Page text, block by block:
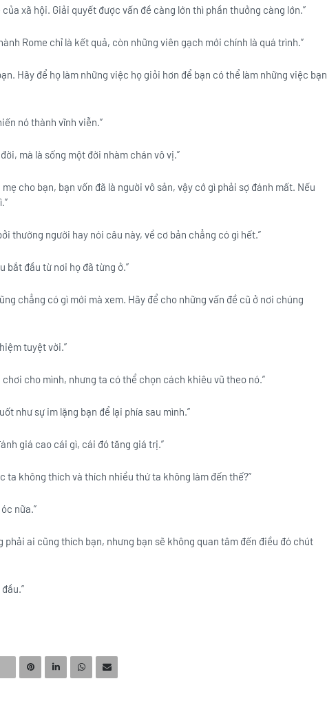
xã hội. Giải quyết được vấn đề càng lớn thì phần thưởng càng lớn.”
Rome chỉ là kết quả, còn những viên gạch mới chính là quá trình.”
Hãy để họ làm những việc họ giỏi hơn để bạn có thể làm những việc bạn
nó thành vĩnh viễn.”
mà là sống một đời nhàm chán vô vị.”
cho bạn, bạn vốn đã là người vô sản, vậy cớ gì phải sợ đánh mất. Nếu
thường người hay nói câu này, về cơ bản chẳng có gì hết.”
bắt đầu từ nơi họ đã từng ở.”
chẳng có gì mới mà xem. Hãy để cho những vấn đề cũ ở nơi chúng
tuyệt vời.”
cho mình, nhưng ta có thể chọn cách khiêu vũ theo nó.”
như sự im lặng bạn để lại phía sau mình.”
giá cao cái gì, cái đó tăng giá trị.”
ta không thích và thích nhiều thứ ta không làm đến thế?”
nữa.”
phải ai cũng thích bạn, nhưng bạn sẽ không quan tâm đến điều đó chút